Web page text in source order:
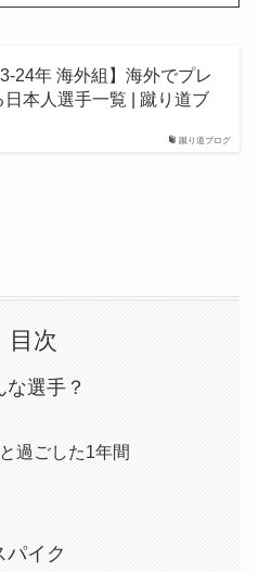
蹴り道ブログ
24年 海外組】海外でプレ
日本人選手一覧 | 蹴り道ブ
目次
選手？
過ごした1年間
パイク